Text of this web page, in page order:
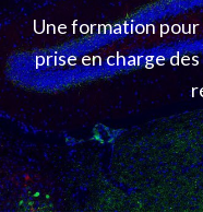
Une formation pour
prise en charge